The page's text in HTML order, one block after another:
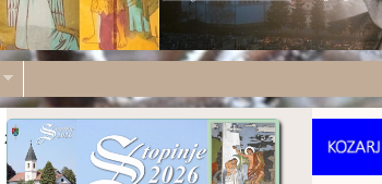
2022 2023 2024 2025